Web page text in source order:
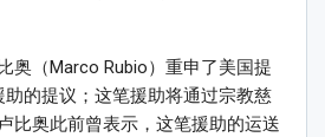
奥（Marco Rubio）重申了美国提
的提议；这笔援助将通过宗教慈
比奥此前曾表示，这笔援助的运送